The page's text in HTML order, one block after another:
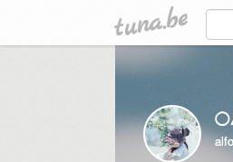
tuna.be